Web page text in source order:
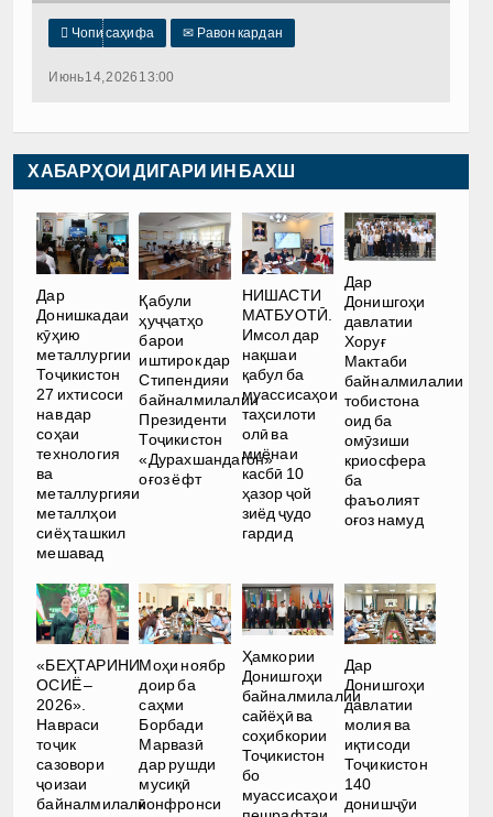
 Чопи саҳифа ✉ Равон кардан
Июнь 14, 2026 13:00
ХАБАРҲОИ ДИГАРИ ИН БАХШ
Дар
Донишкадаи
кӯҳию
металлургии
Тоҷикистон
27 ихтисоси
нав дар
соҳаи
технология
ва
металлургияи
металлҳои
сиёҳ ташкил
мешавад
Қабули
ҳуҷҷатҳо
барои
иштирок дар
Стипендияи
байналмилалии
Президенти
Тоҷикистон
«Дурахшандагон»
оғоз ёфт
НИШАСТИ
МАТБУОТӢ.
Имсол дар
нақшаи
қабул ба
муассисаҳои
таҳсилоти
олӣ ва
миёнаи
касбӣ 10
ҳазор ҷой
зиёд ҷудо
гардид
Дар
Донишгоҳи
давлатии
Хоруғ
Мактаби
байналмилалии
тобистона
оид ба
омӯзиши
криосфера
ба
фаъолият
оғоз намуд
«БЕҲТАРИНИ
ОСИЁ –
2026».
Навраси
тоҷик
сазовори
ҷоизаи
байналмилалӣ
Моҳи ноябр
доир ба
саҳми
Борбади
Марвазӣ
дар рушди
мусиқӣ
конфронси
Ҳамкории
Донишгоҳи
байналмилалии
сайёҳӣ ва
соҳибкории
Тоҷикистон
бо
муассисаҳои
Дар
Донишгоҳи
давлатии
молия ва
иқтисоди
Тоҷикистон
140
донишҷӯи